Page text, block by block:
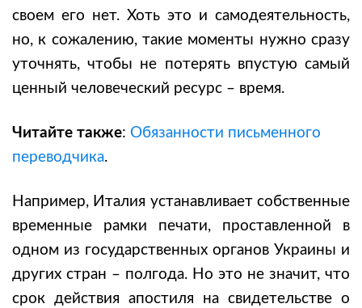
своем его нет. Хоть это и самодеятельность,
но, к сожалению, такие моменты нужно сразу
уточнять, чтобы не потерять впустую самый
ценный человеческий ресурс – время.
Читайте также: Обязанности письменного
переводчика.
Например, Италия устанавливает собственные
временные рамки печати, проставленной в
одном из государственных органов Украины и
других стран – полгода. Но это не значит, что
срок действия апостиля на свидетельстве о